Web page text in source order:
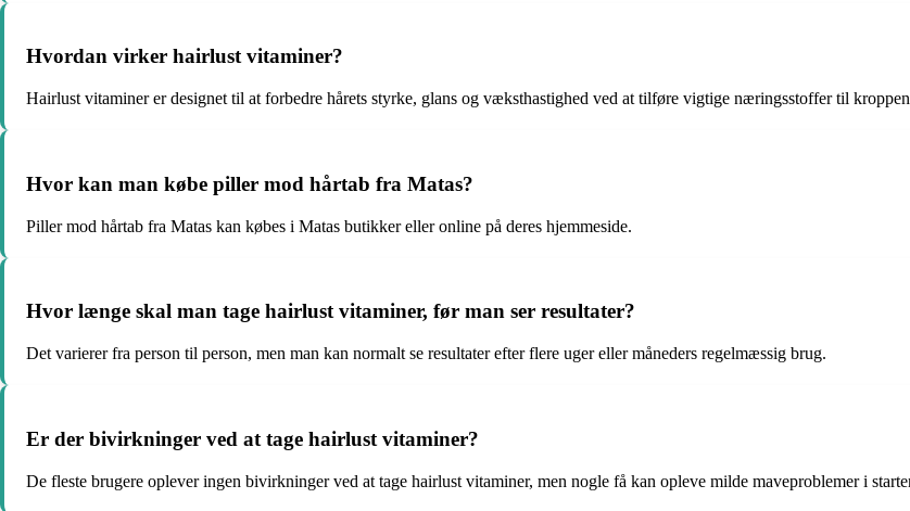
Hvordan virker hairlust vitaminer?
Hairlust vitaminer er designet til at forbedre hårets styrke, glans og væksthastighed ved at tilføre vigtige næringsstoffer til
Hvor kan man købe piller mod hårtab fra Matas?
Piller mod hårtab fra Matas kan købes i Matas butikker eller online på deres hjemmeside.
Hvor længe skal man tage hairlust vitaminer, før man ser resultater?
Det varierer fra person til person, men man kan normalt se resultater efter flere uger eller måneders regelmæssig brug.
Er der bivirkninger ved at tage hairlust vitaminer?
De fleste brugere oplever ingen bivirkninger ved at tage hairlust vitaminer, men nogle få kan opleve milde maveproblemer i